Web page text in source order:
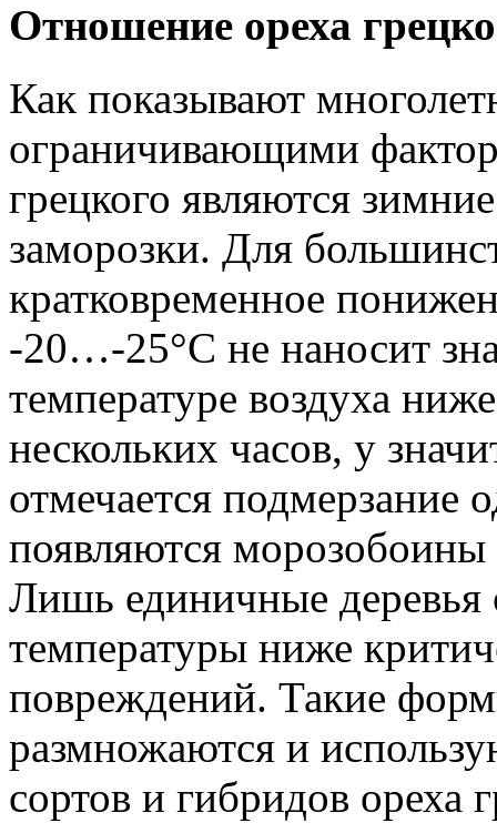
Отношение ореха
Как показывают
ограничивающими
грецкого являются
заморозки. Для
кратковременное
-20…-25°С не наносит
температуре воздуха
нескольких часов, у
отмечается подмерзание
появляются морозобоины
Лишь единичные деревья
температуры ниже
повреждений. Такие
размножаются и
сортов и гибридов ореха